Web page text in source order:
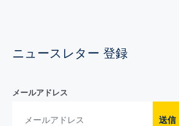
ニュースレター 登録
メールアドレス
送信